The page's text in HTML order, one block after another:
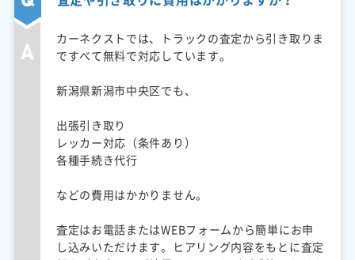
カーネクストでは、トラックの査定から引き取りま
ですべて無料で対応しています。
新潟県新潟市中央区でも、
出張引き取り
レッカー対応（条件あり）
各種手続き代行
などの費用はかかりません。
査定はお電話またはWEBフォームから簡単にお申
し込みいただけます。ヒアリング内容をもとに査定